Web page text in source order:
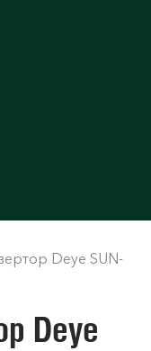
Deye SUN-
Deye